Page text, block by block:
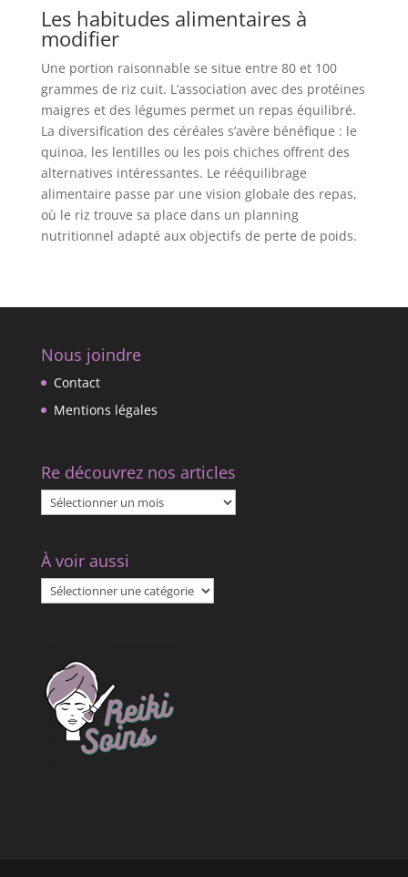
Les habitudes alimentaires à
modifier
Une portion raisonnable se situe entre 80 et 100
grammes de riz cuit. L’association avec des protéines
maigres et des légumes permet un repas équilibré.
La diversification des céréales s’avère bénéfique : le
quinoa, les lentilles ou les pois chiches offrent des
alternatives intéressantes. Le rééquilibrage
alimentaire passe par une vision globale des repas,
où le riz trouve sa place dans un planning
nutritionnel adapté aux objectifs de perte de poids.
Nous joindre
Contact
Mentions légales
Re découvrez nos articles
Re
découvrez
articles
À voir aussi
voir